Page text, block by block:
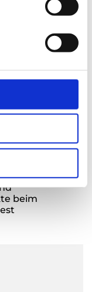
Alles
beim